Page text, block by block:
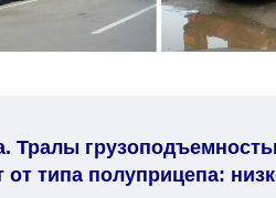
Тралы
типа полуприцепа: